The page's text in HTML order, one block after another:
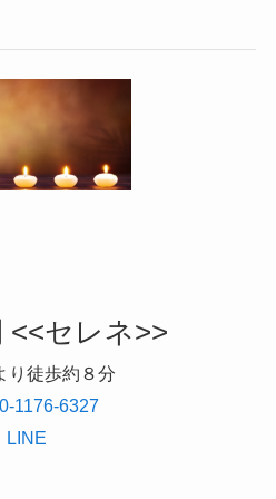
<<セレネ>>
り徒歩約８分
1176-6327
LINE